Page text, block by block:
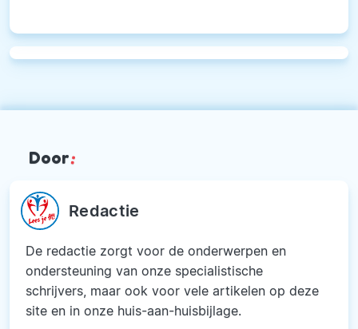
Door:
Redactie
De redactie zorgt voor de onderwerpen en
ondersteuning van onze specialistische
schrijvers, maar ook voor vele artikelen op deze
site en in onze huis-aan-huisbijlage.